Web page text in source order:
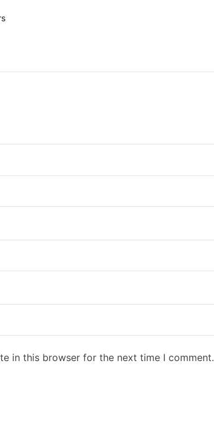
in this browser for the next time I comment.